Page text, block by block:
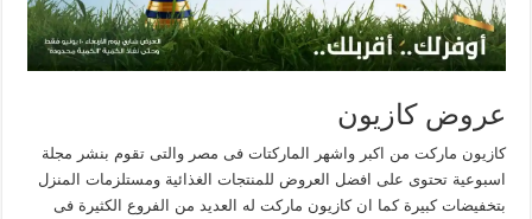
عروض كازيون
كازيون ماركت من اكبر واشهر الماركتات فى مصر والتى تقوم بنشر مجلة
اسبوعية تحتوى على افضل العروض للمنتجات الغذائية ومستلزمات المنزل
بتخفيضات كبيرة كما ان كازيون ماركت له العديد من الفروع الكثيرة فى